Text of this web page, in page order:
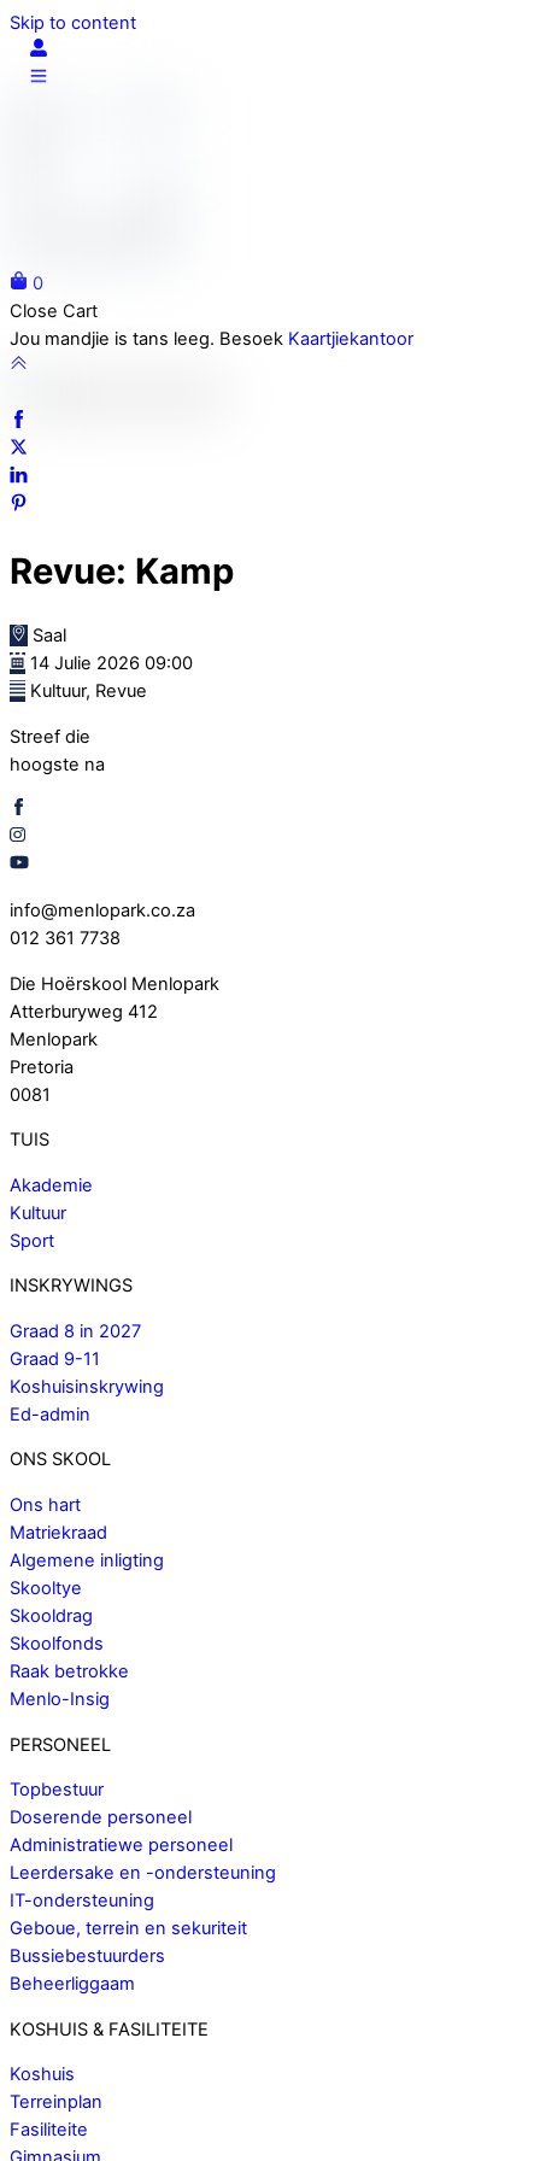
Skip to content
0
Close Cart
Jou mandjie is tans leeg. Besoek Kaartjiekantoor
Revue: Kamp
Saal
14 Julie 2026 09:00
Kultuur, Revue
Streef die
hoogste na
info@menlopark.co.za
012 361 7738
Die Hoërskool Menlopark
Atterburyweg 412
Menlopark
Pretoria
0081
TUIS
Akademie
Kultuur
Sport
INSKRYWINGS
Graad 8 in 2027
Graad 9-11
Koshuisinskrywing
Ed-admin
ONS SKOOL
Ons hart
Matriekraad
Algemene inligting
Skooltye
Skooldrag
Skoolfonds
Raak betrokke
Menlo-Insig
PERSONEEL
Topbestuur
Doserende personeel
Administratiewe personeel
Leerdersake en -ondersteuning
IT-ondersteuning
Geboue, terrein en sekuriteit
Bussiebestuurders
Beheerliggaam
KOSHUIS & FASILITEITE
Koshuis
Terreinplan
Fasiliteite